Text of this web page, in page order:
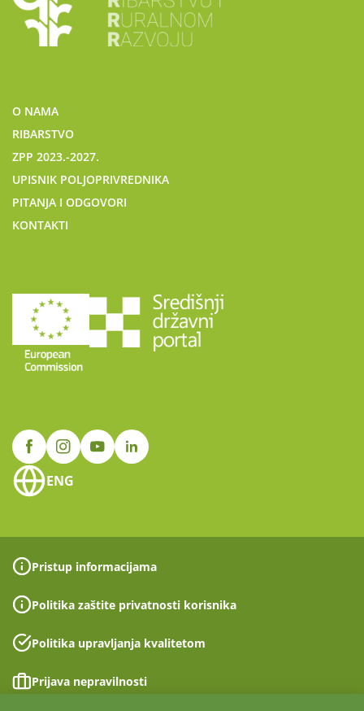
O NAMA
RIBARSTVO
ZPP 2023.-2027.
UPISNIK POLJOPRIVREDNIKA
PITANJA I ODGOVORI
KONTAKTI
ENG
Pristup informacijama
Politika zaštite privatnosti korisnika
Politika upravljanja kvalitetom
Prijava nepravilnosti